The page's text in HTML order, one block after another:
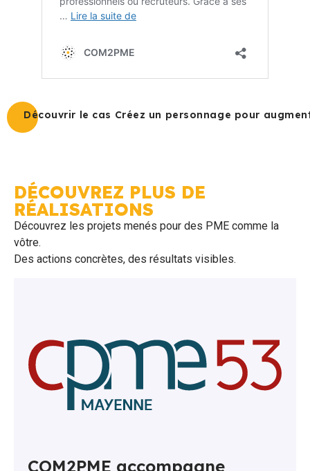
Découvrir le cas Créez un personnage pour
DÉCOUVREZ PLUS DE
RÉALISATIONS
Découvrez les projets menés pour des PME comme la
vôtre.
Des actions concrètes, des résultats visibles.
COM2PME accompagne